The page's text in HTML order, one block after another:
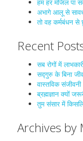
हम हर मंजिल पा
अभागे आलू से
तो वह कर्मबंधन से
Recent
सब रोगों में
सद्गुरु के बिना
वास्तविक संजीवनी
ब्रह्मज्ञान क्यों
तुम संसार में
Archives by